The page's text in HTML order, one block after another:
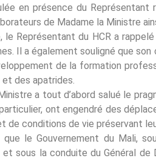
en présence du
de Madame la Ministre
le Représentant du HCR a
Il a également souligné que
de la formation
des apatrides.
a tout d’abord salué le
ont engendré des
de conditions de vie préservant
le Gouvernement du Mali,
et sous la conduite du Général